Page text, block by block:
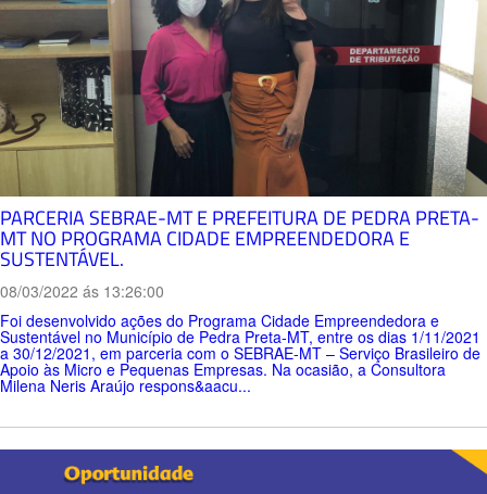
PARCERIA SEBRAE-MT E PREFEITURA DE PEDRA PRETA-
MT NO PROGRAMA CIDADE EMPREENDEDORA E
SUSTENTÁVEL.
08/03/2022 ás 13:26:00
Foi desenvolvido ações do Programa Cidade Empreendedora e
Sustentável no Município de Pedra Preta-MT, entre os dias 1/11/2021
a 30/12/2021, em parceria com o SEBRAE-MT – Serviço Brasileiro de
Apoio às Micro e Pequenas Empresas. Na ocasião, a Consultora
Milena Neris Araújo respons&aacu...